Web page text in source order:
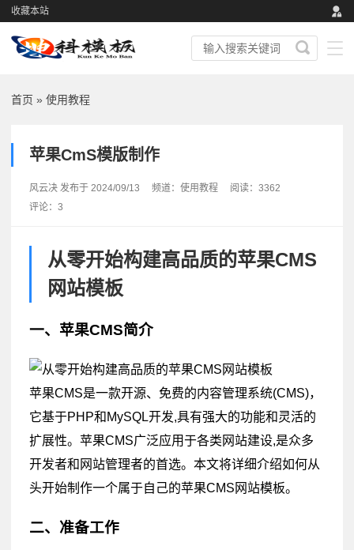
收藏本站
首页 » 使用教程
苹果CmS模版制作
风云决 发布于 2024/09/13 频道： 使用教程
阅读：3362
评论：3
从零开始构建高品质的苹果CMS
网站模板
一、苹果CMS简介
苹果CMS是一款开源、免费的内容管理系统(CMS)，
它基于PHP和MySQL开发,具有强大的功能和灵活的
扩展性。苹果CMS广泛应用于各类网站建设,是众多
开发者和网站管理者的首选。本文将详细介绍如何从
头开始制作一个属于自己的苹果CMS网站模板。
二、准备工作